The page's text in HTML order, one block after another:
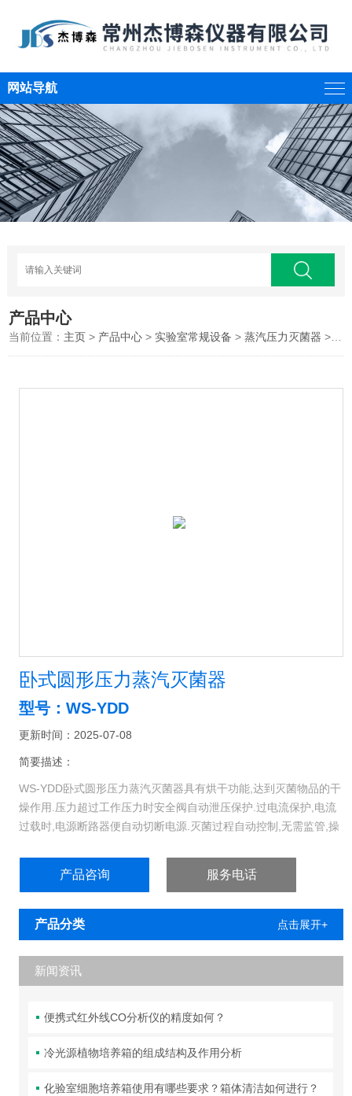
网站导航
产品中心
当前位置： 主页 > 产品中心 > 实验室常规设备 >蒸汽压力灭菌器 >卧式圆形压力蒸汽灭菌器
卧式圆形压力蒸汽灭菌器
型号：WS-YDD
更新时间：2025-07-08
简要描述：
WS-YDD卧式圆形压力蒸汽灭菌器具有烘干功能,达到灭菌物品的干
燥作用.压力超过工作压力时安全阀自动泄压保护.过电流保护,电流
过载时,电源断路器便自动切断电源.灭菌过程自动控制,无需监管,操
产品咨询 服务电话
产品分类 点击展开+
新闻资讯
便携式红外线CO分析仪的精度如何？
冷光源植物培养箱的组成结构及作用分析
化验室细胞培养箱使用有哪些要求？箱体清洁如何进行？